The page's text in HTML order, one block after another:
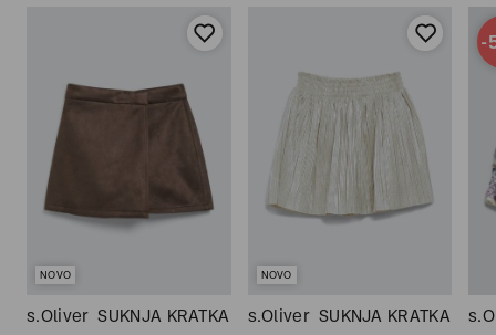
NOVO
s.Oliver SUKNJA KRATKA
NOVO
s.Oliver SUKNJA KRATKA
-